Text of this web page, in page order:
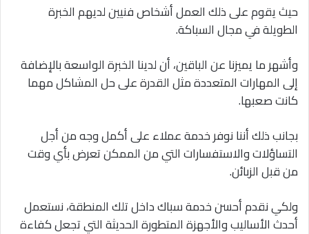
حيث يقوم على ذلك العمل أشخاص فنيين لديهم الخبرة
الطويلة في مجال السباكة.
وأشهر ما يميزنا عن الباقين، أن لدينا الخبرة الواسعة بالإضافة
إلى المهارات المتعددة مثل القدرة على حل المشاكل مهما
كانت صعبها.
بجانب ذلك أننا نوفر خدمة عملاء على أكمل وجه من أجل
التساؤلات والاستفسارات التي من الممكن تعرض بأي وقت
من قبل الزبائن.
ولكي نقدم أحسن خدمة سباك داخل تلك المنطقة، نستعمل
أحدث الأساليب والأجهزة المتطورة الحديثة التي تجعل كفاءة